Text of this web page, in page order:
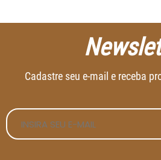
Cadastre seu e-mail e receba